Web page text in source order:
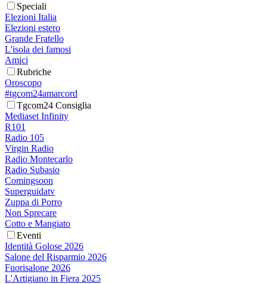
Speciali
Elezioni Italia
Elezioni estero
Grande Fratello
L'isola dei famosi
Amici
Rubriche
Oroscopo
#tgcom24amarcord
Tgcom24 Consiglia
Mediaset Infinity
R101
Radio 105
Virgin Radio
Radio Montecarlo
Radio Subasio
Comingsoon
Superguidatv
Zuppa di Porro
Non Sprecare
Cotto e Mangiato
Eventi
Identità Golose 2026
Salone del Risparmio 2026
Fuorisalone 2026
L'Artigiano in Fiera 2025